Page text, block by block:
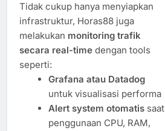
Tidak cukup hanya menyiapkan
infrastruktur, Horas88 juga
melakukan monitoring trafik
secara real-time dengan tools
seperti:
Grafana atau Datadog
untuk visualisasi performa
Alert system otomatissaat
penggunaan CPU, RAM,